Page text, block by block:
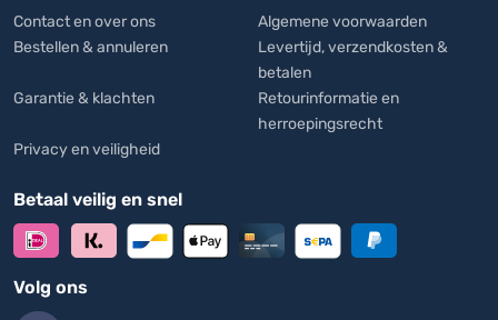
Contact en over ons
Algemene voorwaarden
Bestellen & annuleren
Levertijd, verzendkosten &
betalen
Garantie & klachten
Retourinformatie en
herroepingsrecht
Privacy en veiligheid
Betaal veilig en snel
Volg ons